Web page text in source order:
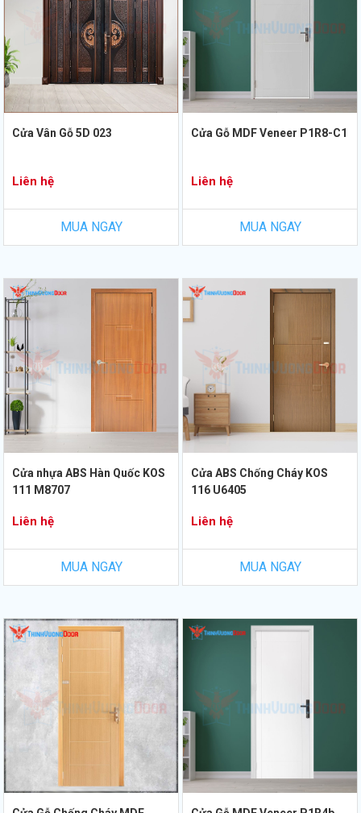
Cửa Vân Gỗ 5D 023
Liên hệ
MUA NGAY
Cửa Gỗ MDF Veneer P1R8-C1
Liên hệ
MUA NGAY
Cửa nhựa ABS Hàn Quốc KOS
111 M8707
Liên hệ
MUA NGAY
Cửa ABS Chống Cháy KOS
116 U6405
Liên hệ
MUA NGAY